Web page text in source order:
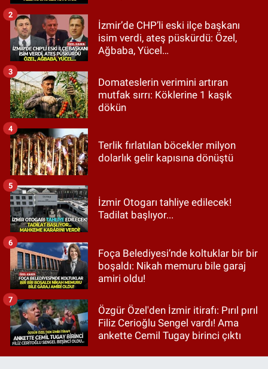
İzmir’de CHP’li eski ilçe başkanı
isim verdi, ateş püskürdü: Özel,
Ağbaba, Yücel…
2
Domateslerin verimini artıran
mutfak sırrı: Köklerine 1 kaşık
dökün
3
Terlik fırlatılan böcekler milyon
dolarlık gelir kapısına dönüştü
4
İzmir Otogarı tahliye edilecek!
Tadilat başlıyor...
5
Foça Belediyesi’nde koltuklar bir bir
boşaldı: Nikah memuru bile garaj
amiri oldu!
6
Özgür Özel'den İzmir itirafı: Pırıl pırıl
Filiz Cerioğlu Sengel vardı! Ama
ankette Cemil Tugay birinci çıktı
7